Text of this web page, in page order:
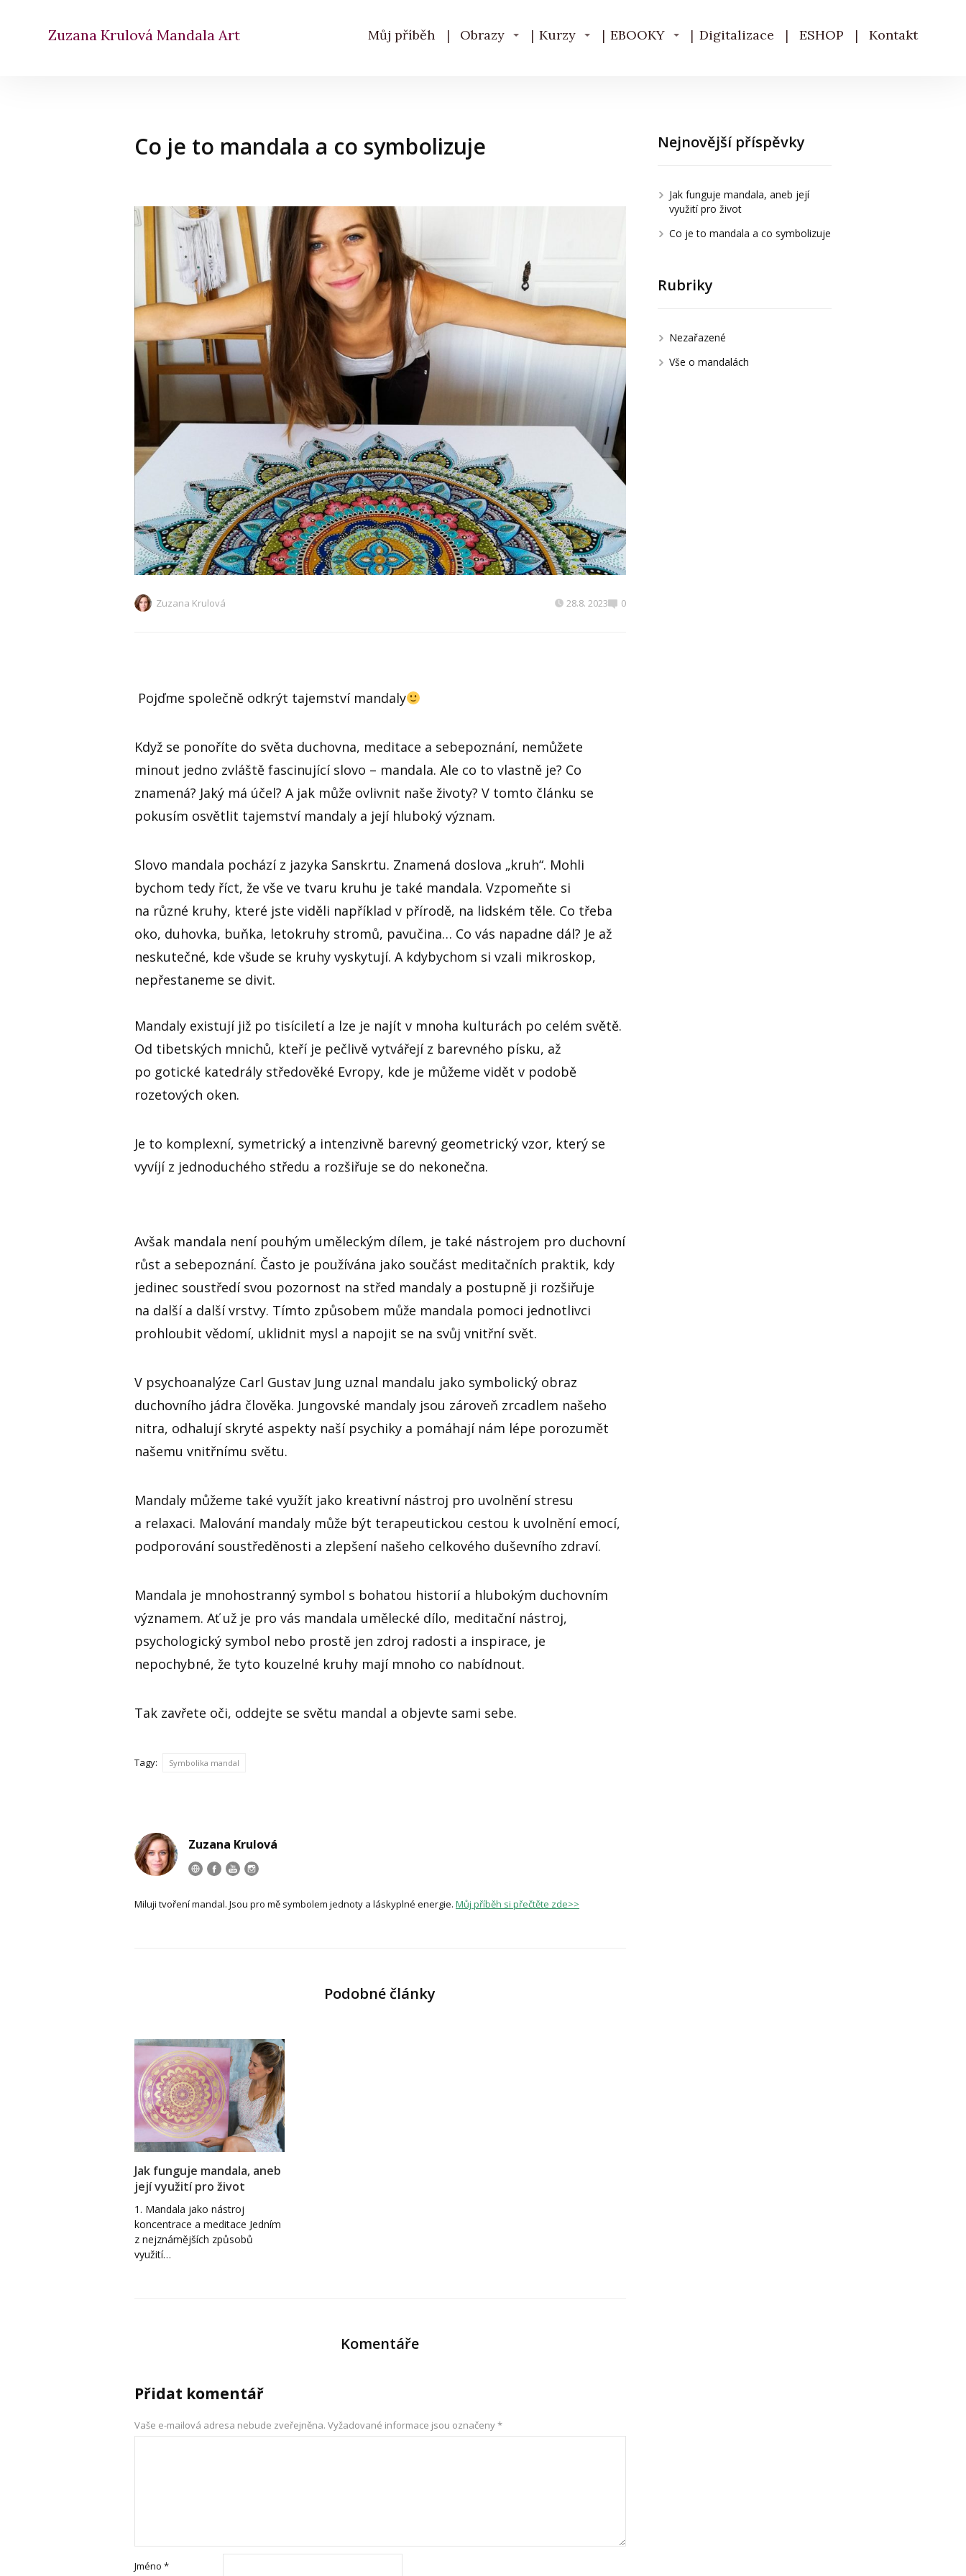
Zuzana Krulová Mandala Art Můj příběh Obrazy Kurzy EBOOKY Digitalizace ESHOP Kontakt
Co je to mandala a co symbolizuje
Zuzana Krulová 28.8. 2023 0
Pojďme společně odkrýt tajemství mandaly
Když se ponoříte do světa duchovna, meditace a sebepoznání, nemůžete
minout jedno zvláště fascinující slovo – mandala. Ale co to vlastně je? Co
znamená? Jaký má účel? A jak může ovlivnit naše životy? V tomto článku se
pokusím osvětlit tajemství mandaly a její hluboký význam.
Slovo mandala pochází z jazyka Sanskrtu. Znamená doslova „kruh“. Mohli
bychom tedy říct, že vše ve tvaru kruhu je také mandala. Vzpomeňte si
na různé kruhy, které jste viděli například v přírodě, na lidském těle. Co třeba
oko, duhovka, buňka, letokruhy stromů, pavučina… Co vás napadne dál? Je až
neskutečné, kde všude se kruhy vyskytují. A kdybychom si vzali mikroskop,
nepřestaneme se divit.
Mandaly existují již po tisíciletí a lze je najít v mnoha kulturách po celém světě.
Od tibetských mnichů, kteří je pečlivě vytvářejí z barevného písku, až
po gotické katedrály středověké Evropy, kde je můžeme vidět v podobě
rozetových oken.
Je to komplexní, symetrický a intenzivně barevný geometrický vzor, který se
vyvíjí z jednoduchého středu a rozšiřuje se do nekonečna.
Avšak mandala není pouhým uměleckým dílem, je také nástrojem pro duchovní
růst a sebepoznání. Často je používána jako součást meditačních praktik, kdy
jedinec soustředí svou pozornost na střed mandaly a postupně ji rozšiřuje
na další a další vrstvy. Tímto způsobem může mandala pomoci jednotlivci
prohloubit vědomí, uklidnit mysl a napojit se na svůj vnitřní svět.
V psychoanalýze Carl Gustav Jung uznal mandalu jako symbolický obraz
duchovního jádra člověka. Jungovské mandaly jsou zároveň zrcadlem našeho
nitra, odhalují skryté aspekty naší psychiky a pomáhají nám lépe porozumět
našemu vnitřnímu světu.
Mandaly můžeme také využít jako kreativní nástroj pro uvolnění stresu
a relaxaci. Malování mandaly může být terapeutickou cestou k uvolnění emocí,
podporování soustředěnosti a zlepšení našeho celkového duševního zdraví.
Mandala je mnohostranný symbol s bohatou historií a hlubokým duchovním
významem. Ať už je pro vás mandala umělecké dílo, meditační nástroj,
psychologický symbol nebo prostě jen zdroj radosti a inspirace, je
nepochybné, že tyto kouzelné kruhy mají mnoho co nabídnout.
Tak zavřete oči, oddejte se světu mandal a objevte sami sebe.
Tagy: Symbolika mandal
Zuzana Krulová
Miluji tvoření mandal. Jsou pro mě symbolem jednoty a láskyplné energie. Můj příběh si přečtěte zde>>
Podobné články
Jak funguje mandala, aneb
její využití pro život
1. Mandala jako nástroj
koncentrace a meditace Jedním
z nejznámějších způsobů
využití…
Komentáře
Přidat komentář
Vaše e-mailová adresa nebude zveřejněna. Vyžadované informace jsou označeny*
Jméno *
Nejnovější příspěvky
Jak funguje mandala, aneb její
využití pro život
Co je to mandala a co symbolizuje
Rubriky
Nezařazené
Vše o mandalách